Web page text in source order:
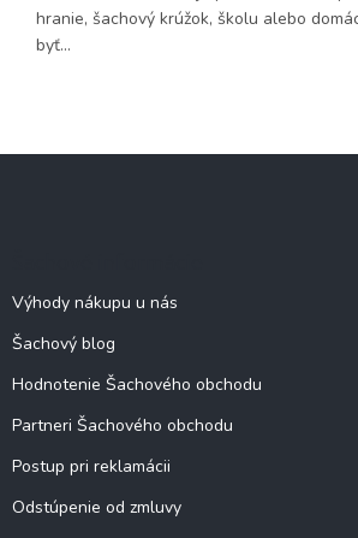
hranie, šachový krúžok, školu alebo
byť...
Výhody nákupu u nás
Šachový blog
Hodnotenie Šachového obchodu
Partneri Šachového obchodu
Postup pri reklamácii
Odstúpenie od zmluvy